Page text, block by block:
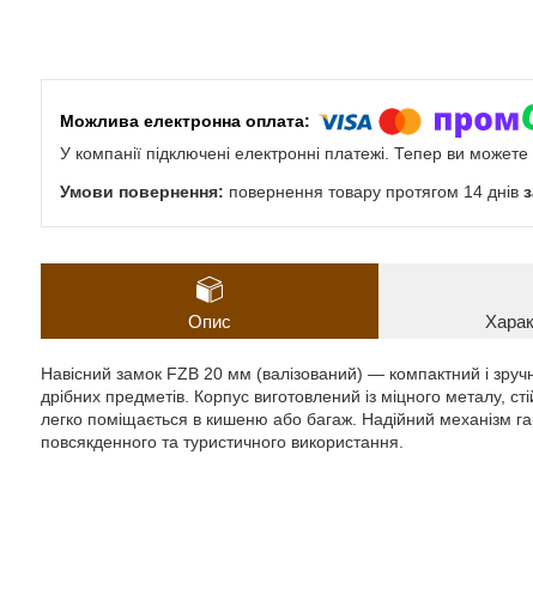
У компанії підключені електронні платежі. Тепер ви
повернення товару протягом 14 днів
Опис
Навісний замок FZB 20 мм (валізований) — компактний і
дрібних предметів. Корпус виготовлений із міцного металу,
легко поміщається в кишеню або багаж. Надійний механізм
повсякденного та туристичного використання.